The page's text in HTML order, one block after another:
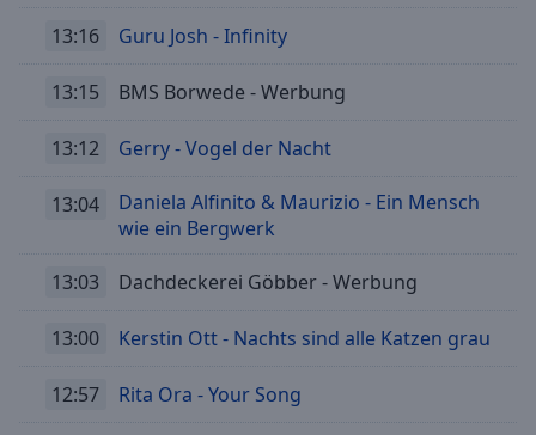
13:16 Guru Josh - Infinity
13:15 BMS Borwede - Werbung
13:12 Gerry - Vogel der Nacht
13:04
Daniela Alfinito & Maurizio - Ein Mensch
wie ein Bergwerk
13:03 Dachdeckerei Göbber - Werbung
13:00 Kerstin Ott - Nachts sind alle Katzen grau
12:57 Rita Ora - Your Song